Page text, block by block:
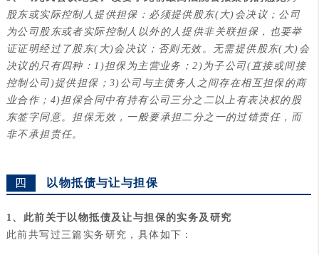
股东或实际控制人提供担保：必须提供股东(大)会决议； 公司
为公司股东或者实际控制人以外的人提供非关联担保，也要举
证证明经过了股东(大)会决议；否则无效。无需提供股东(大)会
决议的只有四种：1)担保为主营业务；2)为子公司(直接或间接
控制公司)提供担保；3)公司与主债务人之间存在相互担保的商
业合作；4)担保合同中有持有公司三分之二以上有表决权的股
东签字同意。 担保无效，一般要承担二分之一的过错责任，而
非不承担责任。
四 以物抵债与让与担保
1、此前关于以物抵债及让与担保的实务及研究
此前共写过三篇实务研究，具体如下：